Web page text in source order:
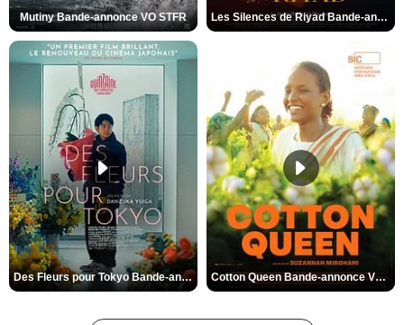
Mutiny Bande-annonce VO STFR Les Silences de Riyad Bande-annonce VO STFR
Des Fleurs pour Tokyo Bande-annonce VO STFR Cotton Queen Bande-annonce VO STFR